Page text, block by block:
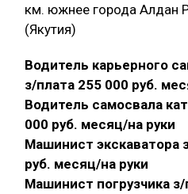
км. южнее города Алдан
(Якутия)
Водитель карьерного
з/плата 255 000 руб.
Водитель самосвала
000 руб. месяц/на руки
Машинист экскаватора
руб. месяц/на руки
Машинист погрузчика